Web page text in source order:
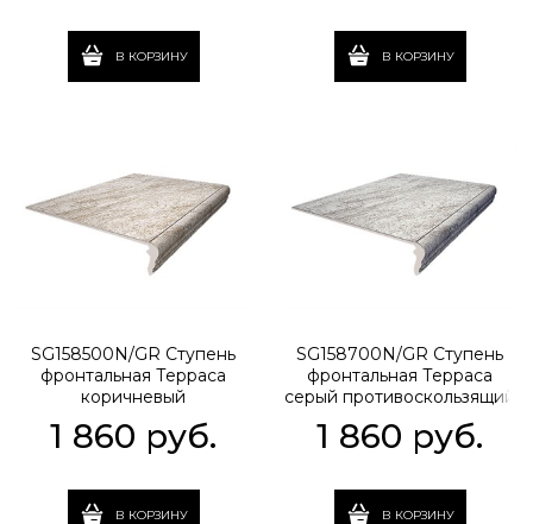
В КОРЗИНУ В КОРЗИНУ
SG158500N/GR Ступень
фронтальная Терраса
коричневый
противоскользящий
40,2х30х8
1 860 руб.
В КОРЗИНУ
SG158700N/GR Ступень
фронтальная Терраса
серый противоскользящий
1 860 руб.
В КОРЗИНУ